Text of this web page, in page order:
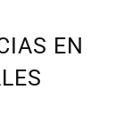
EN